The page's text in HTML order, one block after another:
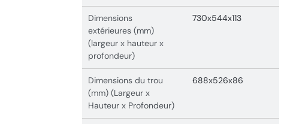
Dimensions
extérieures (mm)
(largeur x hauteur x
profondeur)
730x544x113
Dimensions du trou
(mm) (Largeur x
Hauteur x Profondeur)
688x526x86